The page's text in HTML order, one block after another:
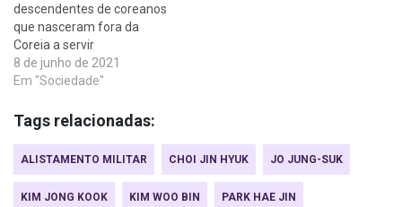
descendentes de coreanos
que nasceram fora da
Coreia a servir
8 de junho de 2021
Em "Sociedade"
Tags relacionadas:
ALISTAMENTO MILITAR CHOI JIN HYUK JO JUNG-SUK
KIM JONG KOOK KIM WOO BIN PARK HAE JIN